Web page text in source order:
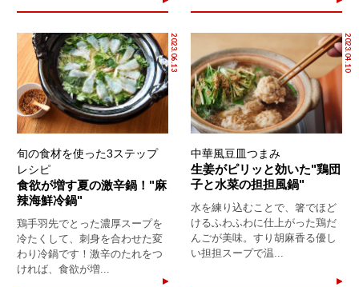
2023.06.13
旬の食材を使った3ステップ
レシピ
食欲が増す夏の激辛鍋！"麻
辣海鮮冷鍋"
鶏手羽先でとった濃厚スープを
冷たくして、刺身を合わせた変
わり冷鍋です！激辛のたれをつ
ければ、食欲が増...
2023.04.10
中華風豆皿つまみ
生姜がピリッと効いた"鶏団
子と水菜の担担風鍋"
水を練り込むことで、箸でほど
けるふわふわに仕上がった鶏だ
んごが美味。すり胡麻香る優し
い担担スープで温...